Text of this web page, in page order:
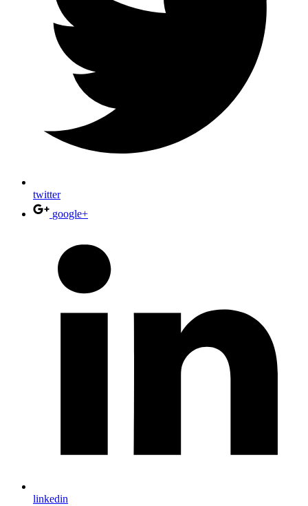
twitter
google+
linkedin